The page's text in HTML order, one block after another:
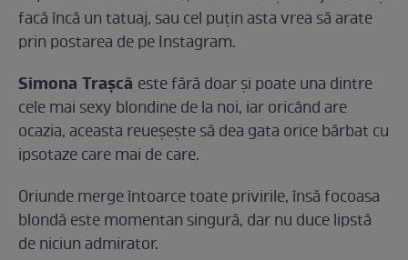
facă încă un tatuaj, sau cel puțin asta vrea să arate
prin postarea de pe Instagram.
Simona Trașcă este fără doar și poate una dintre
cele mai sexy blondine de la noi, iar oricând are
ocazia, aceasta reueșește să dea gata orice bărbat cu
ipsotaze care mai de care.
Oriunde merge întoarce toate privirile, însă focoasa
blondă este momentan singură, dar nu duce lipstă
de niciun admirator.